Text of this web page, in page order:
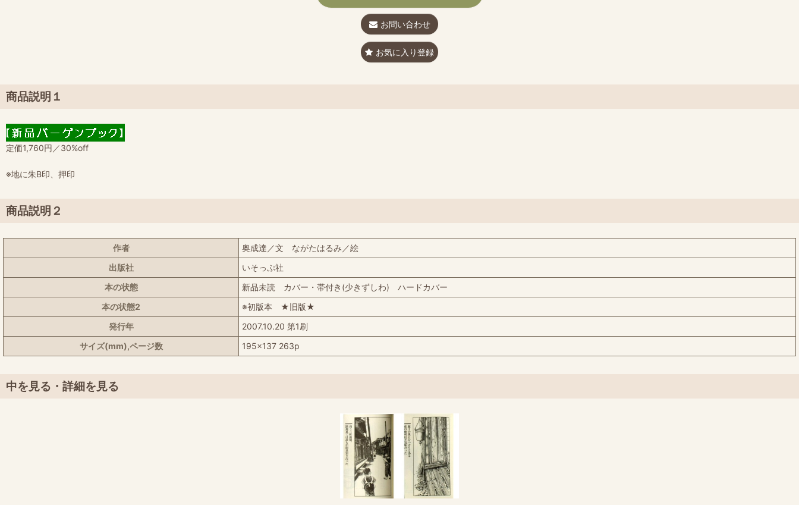
お問い合わせ
お気に入り登録
商品説明１
定価1,760円／30%off
※地に朱B印、押印
商品説明２
作者
奥成達／文 ながたはるみ／絵
出版社
いそっぷ社
本の状態
新品未読 カバー・帯付き(少きずしわ) ハードカバー
本の状態2
※初版本 ★旧版★
発行年
2007.10.20 第1刷
サイズ(mm),ページ数
195x137 263p
中を見る・詳細を見る